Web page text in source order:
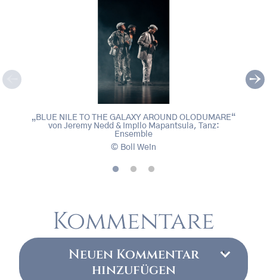
, © Boll Wein
„BLUE NILE TO THE GALAXY AROUND OLODUMARE“
von Jeremy Nedd & Impilo Mapantsula, Tanz:
Ensemble
Boll Wein
Kommentare
Neuen Kommentar
hinzufügen